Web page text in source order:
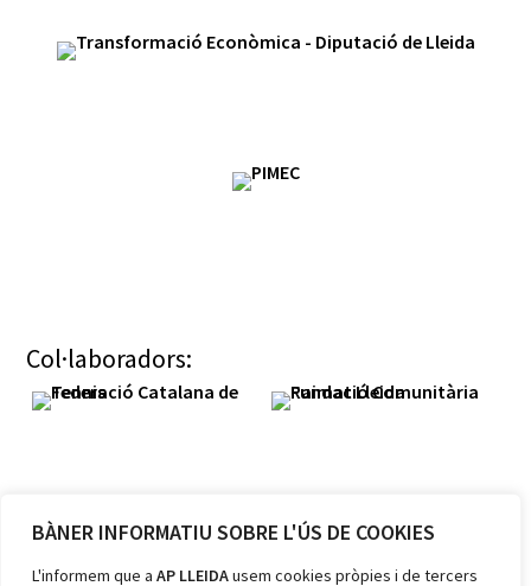
BÀNER INFORMATIU SOBRE L'ÚS DE COOKIES
L'informem que a AP LLEIDAusem cookies pròpies i de tercers
Membres:
Col·laboradors: